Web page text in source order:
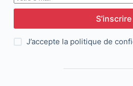
S’inscrire
J’accepte la politique de